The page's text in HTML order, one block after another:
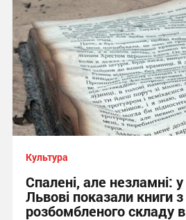
Культура
Спалені, але незламні: у
Львові показали книги з
розбомбленого складу в